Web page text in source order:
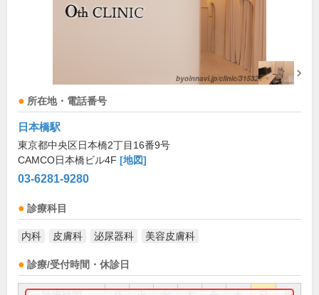
所在地・電話番号
日本橋駅
東京都中央区日本橋2丁目16番9号
CAMCO日本橋ビル4F [地図]
03-6281-9280
診療科目
内科 皮膚科 泌尿器科 美容皮膚科
診療/受付時間・休診日